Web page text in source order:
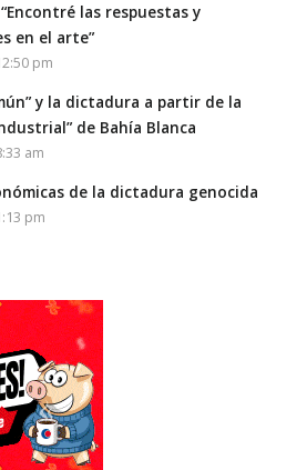
las respuestas y
en el arte”
pm
y la dictadura a partir de la
de Bahía Blanca
am
de la dictadura genocida
pm